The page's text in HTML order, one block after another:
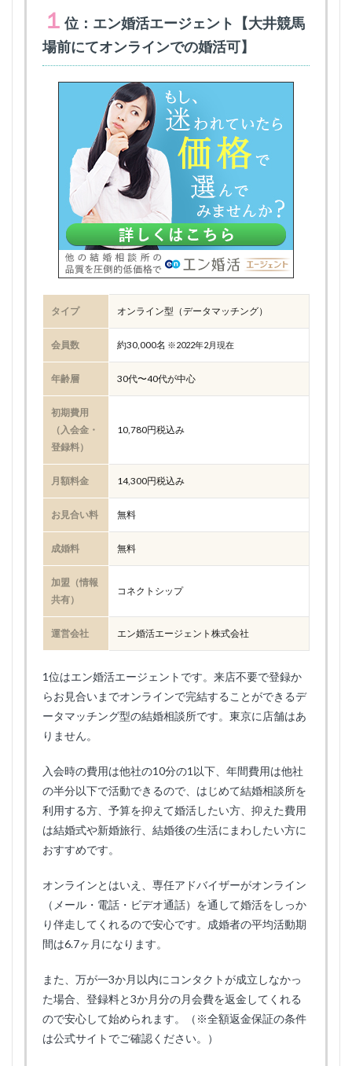
１ 位：エン婚活エージェント【大井競馬
場前にてオンラインでの婚活可】
タイプ オンライン型（データマッチング）
会員数 約30,000名 ※2022年2月現在
年齢層 30代〜40代が中心
初期費用
（入会金・
登録料）
10,780円税込み
月額料金 14,300円税込み
お見合い料 無料
成婚料 無料
加盟（情報
共有）
コネクトシップ
運営会社 エン婚活エージェント株式会社
1位はエン婚活エージェントです。来店不要で登録か
らお見合いまでオンラインで完結することができるデ
ータマッチング型の結婚相談所です。東京に店舗はあ
りません。
入会時の費用は他社の10分の1以下、年間費用は他社
の半分以下で活動できるので、はじめて結婚相談所を
利用する方、予算を抑えて婚活したい方、抑えた費用
は結婚式や新婚旅行、結婚後の生活にまわしたい方に
おすすめです。
オンラインとはいえ、専任アドバイザーがオンライン
（メール・電話・ビデオ通話）を通して婚活をしっか
り伴走してくれるので安心です。成婚者の平均活動期
間は6.7ヶ月になります。
また、万が一3か月以内にコンタクトが成立しなかっ
た場合、登録料と3か月分の月会費を返金してくれる
ので安心して始められます。（※全額返金保証の条件
は公式サイトでご確認ください。）